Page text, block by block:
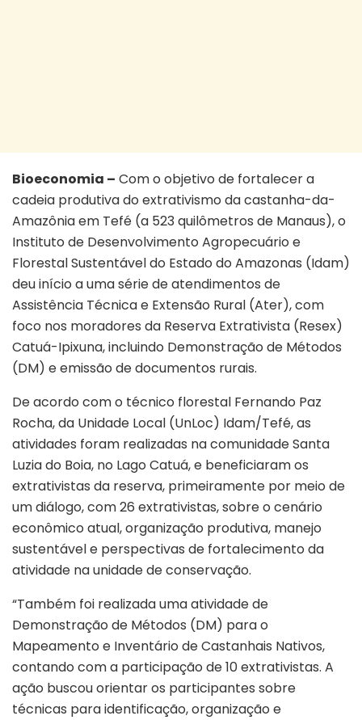
Bioeconomia – Com o objetivo de fortalecer a
cadeia produtiva do extrativismo da castanha-da-
Amazônia em Tefé (a 523 quilômetros de Manaus), o
Instituto de Desenvolvimento Agropecuário e
Florestal Sustentável do Estado do Amazonas (Idam)
deu início a uma série de atendimentos de
Assistência Técnica e Extensão Rural (Ater), com
foco nos moradores da Reserva Extrativista (Resex)
Catuá-Ipixuna, incluindo Demonstração de Métodos
(DM) e emissão de documentos rurais.
De acordo com o técnico florestal Fernando Paz
Rocha, da Unidade Local (UnLoc) Idam/Tefé, as
atividades foram realizadas na comunidade Santa
Luzia do Boia, no Lago Catuá, e beneficiaram os
extrativistas da reserva, primeiramente por meio de
um diálogo, com 26 extrativistas, sobre o cenário
econômico atual, organização produtiva, manejo
sustentável e perspectivas de fortalecimento da
atividade na unidade de conservação.
“Também foi realizada uma atividade de
Demonstração de Métodos (DM) para o
Mapeamento e Inventário de Castanhais Nativos,
contando com a participação de 10 extrativistas. A
ação buscou orientar os participantes sobre
técnicas para identificação, organização e